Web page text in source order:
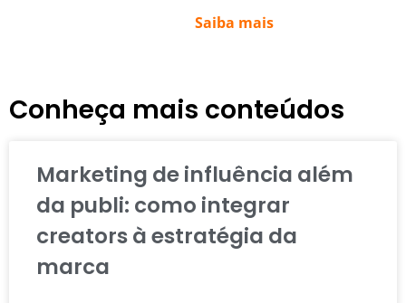
Saiba mais
Conheça mais conteúdos
Marketing de influência além
da publi: como integrar
creators à estratégia da
marca